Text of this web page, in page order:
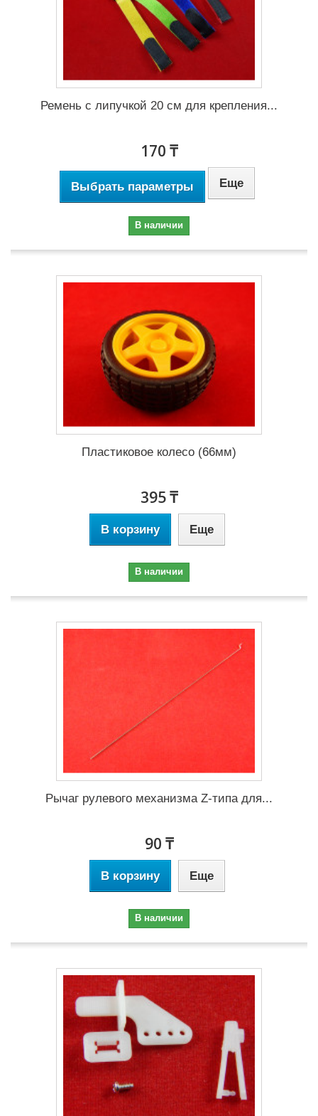
Ремень с липучкой 20 см для крепления...
170 ₸
Выбрать параметры Еще
В наличии
Пластиковое колесо (66мм)
395 ₸
В корзину Еще
В наличии
Рычаг рулевого механизма Z-типа для...
90 ₸
В корзину Еще
В наличии